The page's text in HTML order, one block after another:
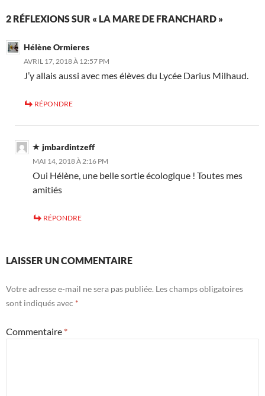
2 RÉFLEXIONS SUR « LA MARE DE FRANCHARD »
Hélène Ormieres
AVRIL 17, 2018 À 12:57 PM
J’y allais aussi avec mes élèves du Lycée Darius Milhaud.
RÉPONDRE
jmbardintzeff
MAI 14, 2018 À 2:16 PM
Oui Hélène, une belle sortie écologique ! Toutes mes
amitiés
RÉPONDRE
LAISSER UN COMMENTAIRE
Votre adresse e-mail ne sera pas publiée. Les champs obligatoires
sont indiqués avec *
Commentaire *